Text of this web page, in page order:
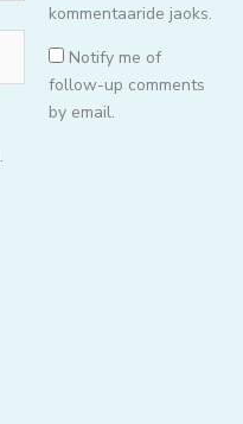
kommentaaride jaoks.
Notify me of
follow-up comments
by email.